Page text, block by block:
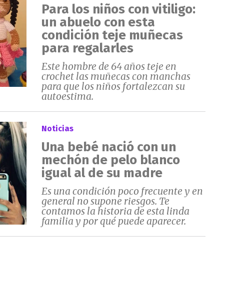
Para los niños con vitiligo:
un abuelo con esta
condición teje muñecas
para regalarles
Este hombre de 64 años teje en
crochet las muñecas con manchas
para que los niños fortalezcan su
autoestima.
Noticias
Una bebé nació con un
mechón de pelo blanco
igual al de su madre
Es una condición poco frecuente y en
general no supone riesgos. Te
contamos la historia de esta linda
familia y por qué puede aparecer.